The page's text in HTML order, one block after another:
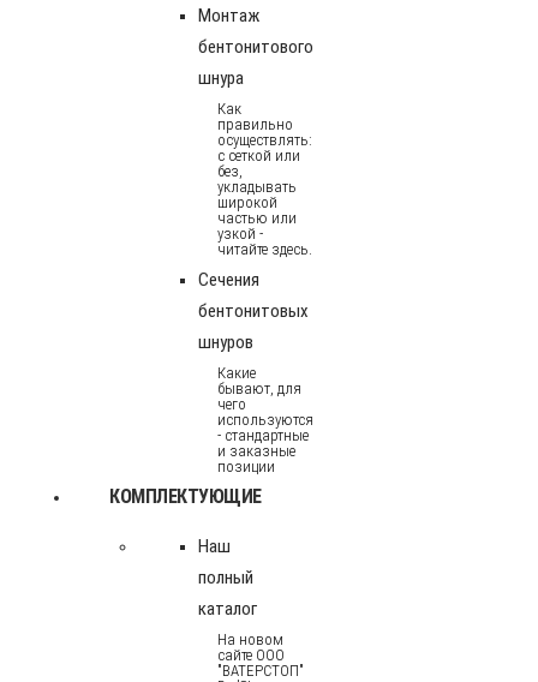
Монтаж
бентонитового
шнура
Как
правильно
осуществлять:
с сеткой или
без,
укладывать
широкой
частью или
узкой -
читайте здесь.
Сечения
бентонитовых
шнуров
Какие
бывают, для
чего
используются
- стандартные
и заказные
позиции
КОМПЛЕКТУЮЩИЕ
Наш
полный
каталог
На новом
сайте ООО
"ВАТЕРСТОП"